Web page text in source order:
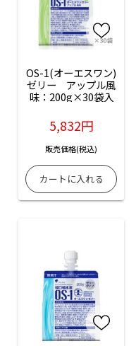
OS-1(オーエスワン)
ゼリー　アップル風
味：200g×30袋入
5,832円
販売価格(税込)